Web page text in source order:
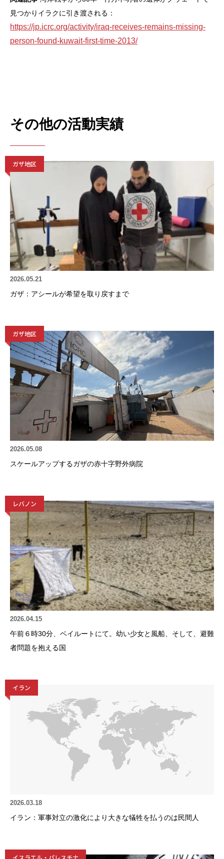
見つかりイラクに引き渡される：
https://jp.icrc.org/activity/iraq-receives-remains-missing-
person-found-kuwait-first-time-2013/
その他の活動実績
ガザ地区
2026.05.21
ガザ：アシールが希望を取り戻すまで
ガザ地区
2026.05.08
スケールアップするガザの赤十字野外病院
レバノン
2026.04.15
午前６時30分、ベイルートにて。幼い少女と風船、そして、避難
者問題を抱える国
イラン
2026.03.18
イラン：軍事対立の激化により大きな犠牲を払うのは民間人
イスラエル・パレスチナ